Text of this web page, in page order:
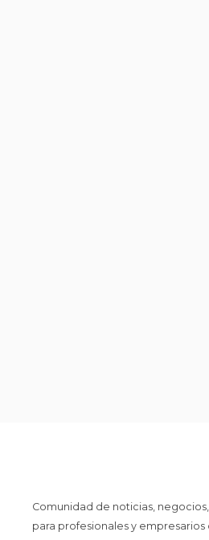
Comunidad de noticias,
para profesionales y